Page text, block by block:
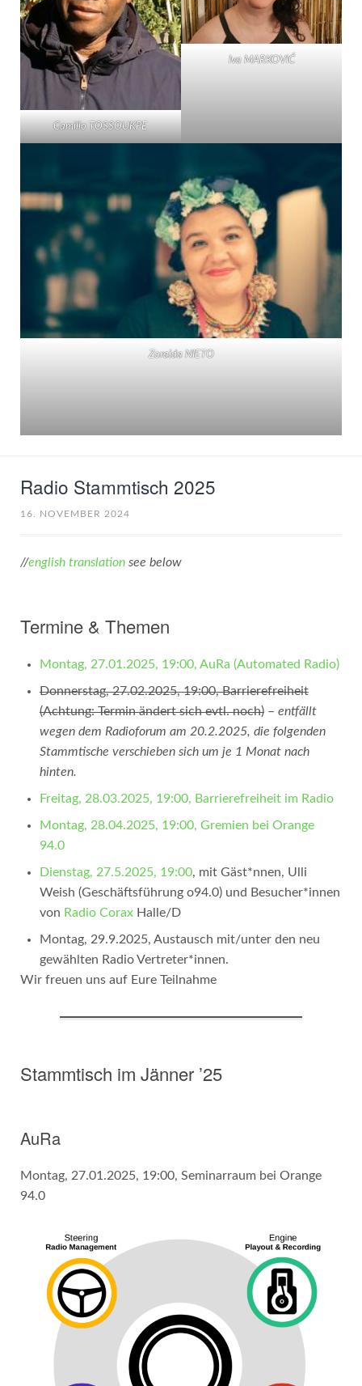
Camillo TOSSOUKPE
Iva MARKOVIĆ
Zoraida NIETO
Radio Stammtisch 2025
16. NOVEMBER 2024
//english translationsee below
Termine & Themen
Montag, 27.01.2025, 19:00, AuRa (Automated Radio)
Donnerstag, 27.02.2025, 19:00, Barrierefreiheit
(Achtung: Termin ändert sich evtl. noch)– entfällt
wegen dem Radioforum am 20.2.2025, die folgenden
Stammtische verschieben sich um je 1 Monat nach
hinten.
Freitag, 28.03.2025, 19:00, Barrierefreiheit im Radio
Montag, 28.04.2025, 19:00, Gremien bei Orange
94.0
Dienstag, 27.5.2025, 19:00, mit Gäst*nnen, Ulli
Weish (Geschäftsführung o94.0) und Besucher*innen
von Radio CoraxHalle/D
Montag, 29.9.2025, Austausch mit/unter den neu
gewählten Radio Vertreter*innen.
Wir freuen uns auf Eure Teilnahme
Stammtisch im Jänner ’25
AuRa
Montag, 27.01.2025, 19:00, Seminarraum bei Orange
94.0